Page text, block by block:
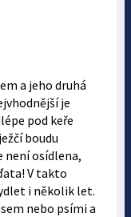
a jeho druhá
je
pod keře
boudu
není osídlena,
V takto
i několik let.
nebo psími a